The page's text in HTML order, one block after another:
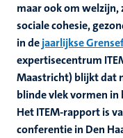
maar ook om
sociale cohesie,
in dejaarlijkse
expertisecentrum
Maastricht) blijkt dat
blinde vlek vormen
Het ITEM-rapport is
conferentie in Den